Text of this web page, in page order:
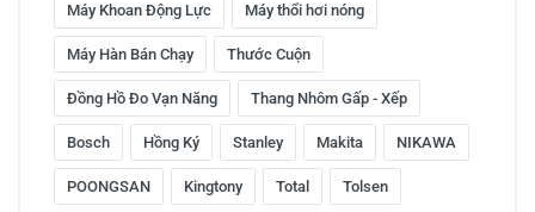
Máy Khoan Động Lực Máy thổi hơi nóng
Máy Hàn Bán Chạy Thước Cuộn
Đồng Hồ Đo Vạn Năng Thang Nhôm Gấp - Xếp
Bosch Hồng Ký Stanley Makita NIKAWA
POONGSAN Kingtony Total Tolsen